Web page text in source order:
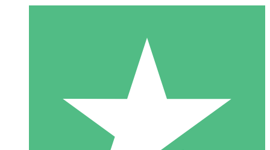
Individuella Kreditpaket
Betala per användning med nedladdningskrediter. Inget
1 Nedladdningar